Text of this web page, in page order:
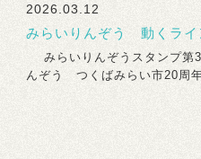
2026.03.12
みらいりんぞう 動くライ
みらいりんぞうスタンプ第3
んぞう つくばみらい市20周